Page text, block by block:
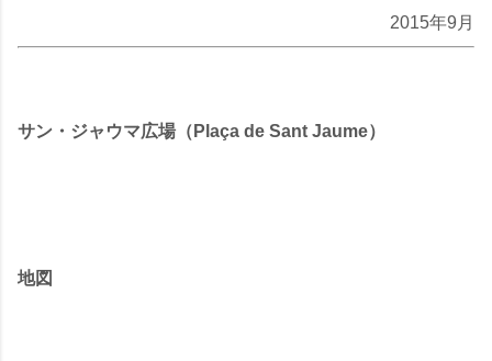
2015年9月
サン・ジャウマ広場（Plaça de Sant Jaume）
地図